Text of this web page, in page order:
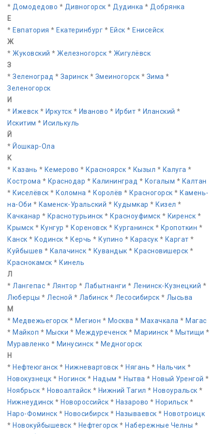
* Домодедово * Дивногорск * Дудинка * Добрянка
Е
* Евпатория * Екатеринбург * Ейск * Енисейск
Ж
* Жуковский * Железногорск * Жигулёвск
З
* Зеленоград * Заринск * Змеиногорск * Зима *
Зеленогорск
И
* Ижевск * Иркутск * Иваново * Ирбит * Иланский *
Искитим * Исилькуль
Й
* Йошкар-Ола
К
* Казань * Кемерово * Красноярск * Кызыл * Калуга *
Кострома * Краснодар * Калининград * Когалым * Калтан
* Киселёвск * Коломна * Королёв * Красногорск * Камень-
на-Оби * Каменск-Уральский * Кудымкар * Кизел *
Качканар * Краснотурьинск * Красноуфимск * Киренск *
Крымск * Кунгур * Кореновск * Курганинск * Кропоткин *
Канск * Кодинск * Керчь * Купино * Карасук * Каргат *
Куйбышев * Калачинск * Кувандык * Красновишерск *
Краснокамск * Кинель
Л
* Лангепас * Лянтор * Лабытнанги * Ленинск-Кузнецкий *
Люберцы * Лесной * Лабинск * Лесосибирск * Лысьва
М
* Медвежьегорск * Мегион * Москва * Махачкала * Магас
* Майкоп * Мыски * Междуреченск * Мариинск * Мытищи *
Муравленко * Минусинск * Медногорск
Н
* Нефтеюганск * Нижневартовск * Нягань * Нальчик *
Новокузнецк * Ногинск * Надым * Нытва * Новый Уренгой *
Ноябрьск * Новоалтайск * Нижний Тагил * Новоуральск *
Нижнеудинск * Новороссийск * Назарово * Норильск *
Наро-Фоминск * Новосибирск * Называевск * Новотроицк
* Новокуйбышевск * Нефтегорск * Набережные Челны *